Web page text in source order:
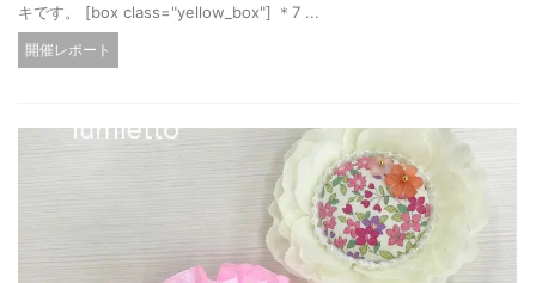
キです。 [box class="yellow_box"] ＊7 ...
開催レポート